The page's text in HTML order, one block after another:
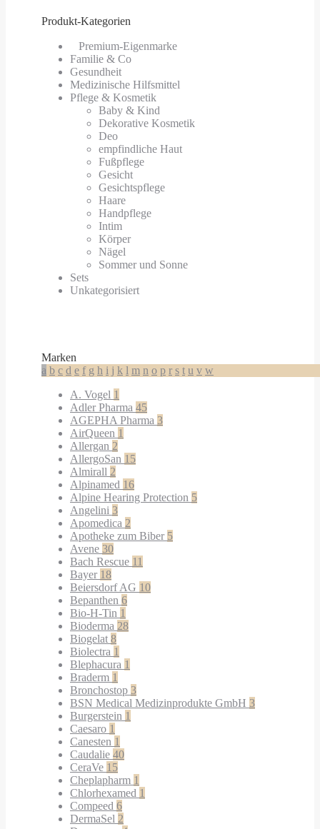
Produkt-Kategorien
⠀​Premium-Eigenmarke
Familie & Co
Gesundheit
Medizinische Hilfsmittel
Pflege & Kosmetik
Baby & Kind
Dekorative Kosmetik
Deo
empfindliche Haut
Fußpflege
Gesicht
Gesichtspflege
Haare
Handpflege
Intim
Körper
Nägel
Sommer und Sonne
Sets
Unkategorisiert
Marken
a b c d e f g h i j k l m n o p r s t u v w
A. Vogel 1
Adler Pharma 45
AGEPHA Pharma 3
AirQueen 1
Allergan 2
AllergoSan 15
Almirall 2
Alpinamed 16
Alpine Hearing Protection 5
Angelini 3
Apomedica 2
Apotheke zum Biber 5
Avene 30
Bach Rescue 11
Bayer 18
Beiersdorf AG 10
Bepanthen 6
Bio-H-Tin 1
Bioderma 28
Biogelat8
Biolectra 1
Blephacura 1
Braderm 1
Bronchostop 3
BSN Medical Medizinprodukte GmbH 3
Burgerstein 1
Caesaro 1
Canesten 1
Caudalie 40
CeraVe 15
Cheplapharm 1
Chlorhexamed 1
Compeed 6
DermaSel 2